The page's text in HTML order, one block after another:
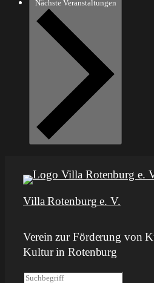
Nächste Veranstaltungen
Villa Rotenburg e. V.
Verein zur Förderung von
Kultur in Rotenburg
S